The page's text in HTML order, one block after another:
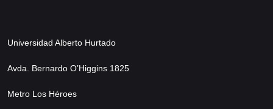
Universidad Alberto Hurtado
Avda. Bernardo O’Higgins 1825
Metro Los Héroes